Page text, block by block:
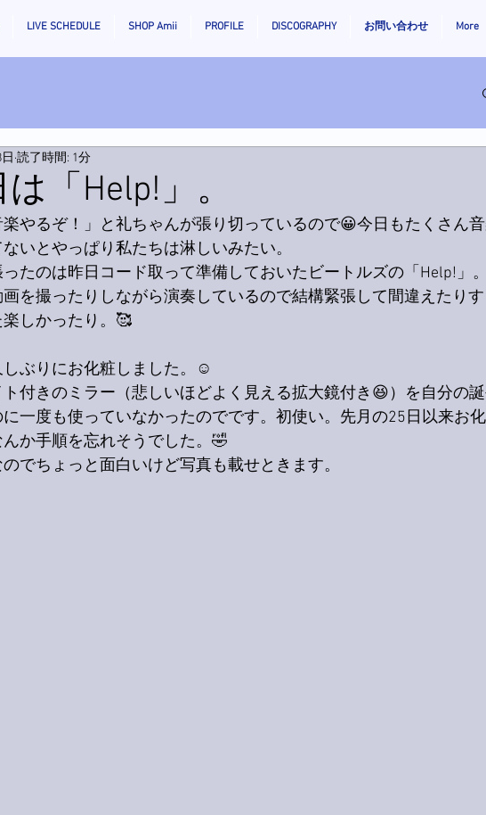
LIVE SCHEDULE SHOP Amii PROFILE DISCOGRAPHY お問い合わせ More
「Help!」。
読了時間: 1分
楽やるぞ！」と礼ちゃんが張り切っているので😀今日もたくさん音
いとやっぱり私たちは淋しいみたい。
たのは昨日コード取って準備しておいたビートルズの「Help!」。
を撮ったりしながら演奏しているので結構緊張して間違えたり
しかったり。🥰
しぶりにお化粧しました。☺️
付きのミラー（悲しいほどよく見える拡大鏡付き😆）を自分の
一度も使っていなかったのでです。 初使い。 先月の25日以来お
か手順を忘れそうでした。 🤣
でちょっと面白いけど写真も載せときます。